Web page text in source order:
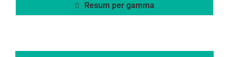
Resum per gamma